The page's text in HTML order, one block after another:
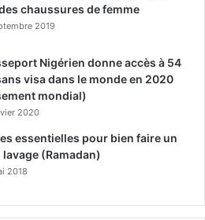
chaussures de femme
2019
Nigérien donne accès à 54
visa dans le monde en 2020
mondial)
2020
essentielles pour bien faire un
(Ramadan)
2018